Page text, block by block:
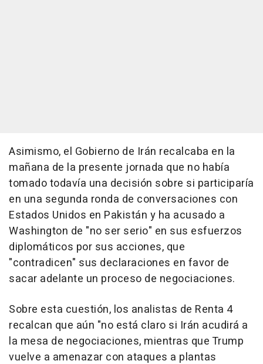
Asimismo, el Gobierno de Irán recalcaba en la
mañana de la presente jornada que no había
tomado todavía una decisión sobre si participaría
en una segunda ronda de conversaciones con
Estados Unidos en Pakistán y ha acusado a
Washington de "no ser serio" en sus esfuerzos
diplomáticos por sus acciones, que
"contradicen" sus declaraciones en favor de
sacar adelante un proceso de negociaciones.
Sobre esta cuestión, los analistas de Renta 4
recalcan que aún "no está claro si Irán acudirá a
la mesa de negociaciones, mientras que Trump
vuelve a amenazar con ataques a plantas